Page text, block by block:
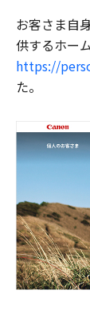
お客さま自
供するホー
https://
た。